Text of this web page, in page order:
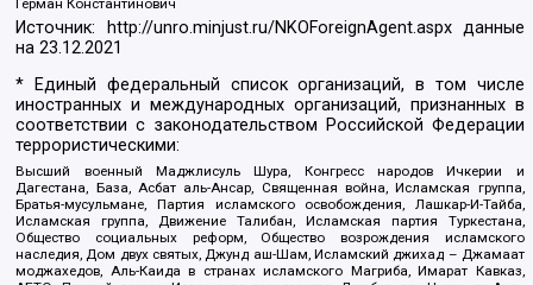
Герман Константинович
Источник: http://unro.minjust.ru/NKOForeignAgent.aspxданные
на23.12.2021
* Единый федеральный список организаций, в том числе
иностранных и международных организаций, признанных в
соответствии с законодательством Российской Федерации
террористическими:
Высший военный Маджлисуль Шура, Конгресс народов Ичкерии и
Дагестана, База, Асбат аль-Ансар, Священная война, Исламская группа,
Братья-мусульмане, Партия исламского освобождения, Лашкар-И-Тайба,
Исламская группа, Движение Талибан, Исламская партия Туркестана,
Общество социальных реформ, Общество возрождения исламского
наследия, Дом двух святых, Джунд аш-Шам, Исламский джихад – Джамаат
моджахедов, Аль-Каида в странах исламского Магриба, Имарат Кавказ,